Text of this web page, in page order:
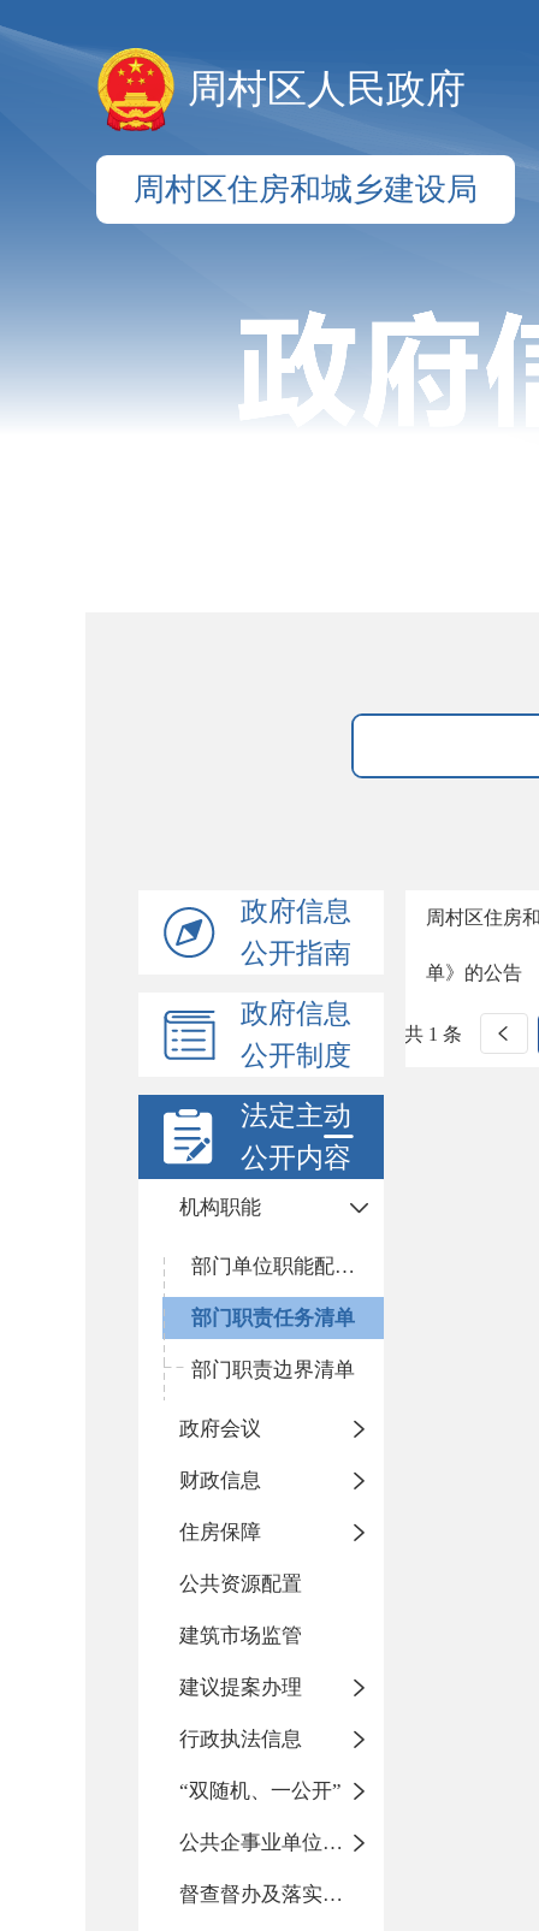
周村区人民政府
周村区住房和城乡建设局
政府信息
公开指南
政府信息
公开制度
法定主动
公开内容
机构职能
部门单位职能配置及内设机构
部门职责任务清单
部门职责边界清单
政府会议
财政信息
住房保障
公共资源配置
建筑市场监管
建议提案办理
行政执法信息
“双随机、一公开”
公共企事业单位信息公开
督查督办及落实整改情况
周村区住房
单》的公告
共 1 条